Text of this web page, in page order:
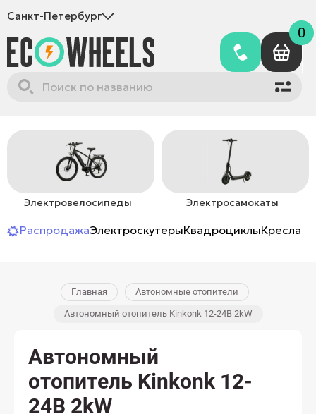
Санкт-Петербург
0
Электровелосипеды Электросамокаты
РаспродажаЭлектроскутерыКвадроциклыКресла-
Главная Автономные отопители
Автономный отопитель Kinkonk 12-24В 2kW
Автономный
отопитель Kinkonk 12-
24В 2kW